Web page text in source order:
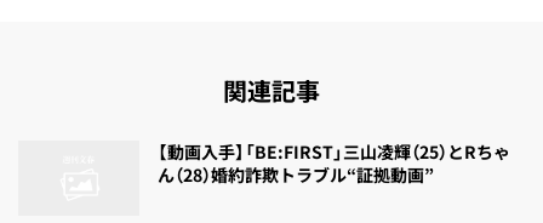
関連記事
【動画入手】「BE:FIRST」三山凌輝（25）とRちゃ
ん（28）婚約詐欺トラブル“証拠動画”